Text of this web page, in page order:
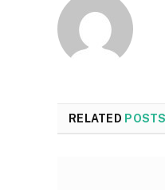
RELATED POSTS